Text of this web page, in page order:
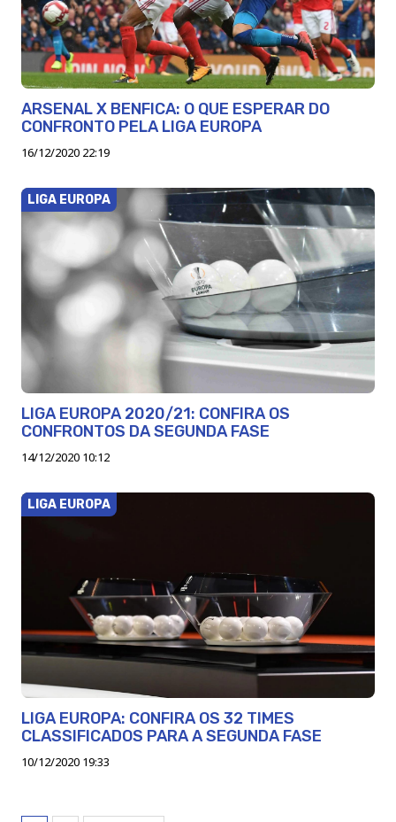
ARSENAL X BENFICA: O QUE ESPERAR DO
CONFRONTO PELA LIGA EUROPA
16/12/2020 22:19
LIGA EUROPA
LIGA EUROPA 2020/21: CONFIRA OS
CONFRONTOS DA SEGUNDA FASE
14/12/2020 10:12
LIGA EUROPA
LIGA EUROPA: CONFIRA OS 32 TIMES
CLASSIFICADOS PARA A SEGUNDA FASE
10/12/2020 19:33